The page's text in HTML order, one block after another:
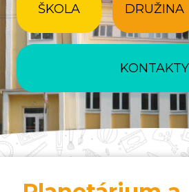
ŠKOLA DRUŽINA
KONTAKTY